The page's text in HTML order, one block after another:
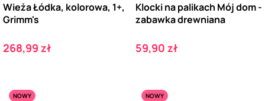
Wieża Łódka, kolorowa, 1+,
Grimm's
Cena
268,99 zł
Klocki na palikach Mój dom -
zabawka drewniana
Cena
59,90 zł
NOWY NOWY